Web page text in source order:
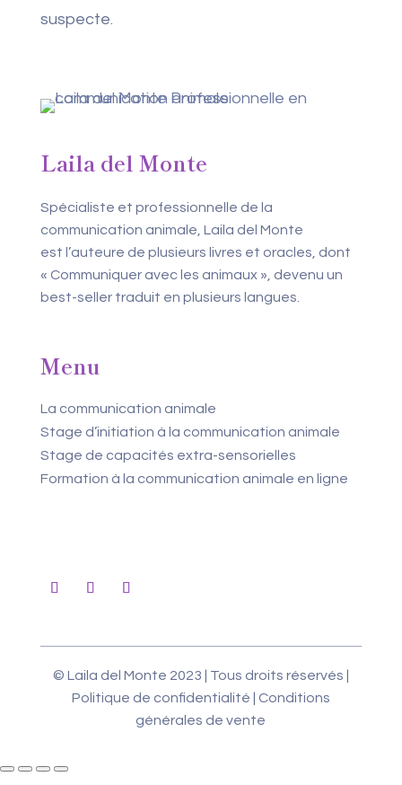
suspecte.
Laila del Monte
Spécialiste et professionnelle de la
communication animale, Laila del Monte
est l’auteure de plusieurs livres et oracles, dont
« Communiquer avec les animaux », devenu un
best-seller traduit en plusieurs langues.
Menu
La communication animale
Stage d’initiation à la communication animale
Stage de capacités extra-sensorielles
Formation à la communication animale en ligne
© Laila del Monte 2023 | Tous droits réservés |
Politique de confidentialité
Conditions
générales de vente